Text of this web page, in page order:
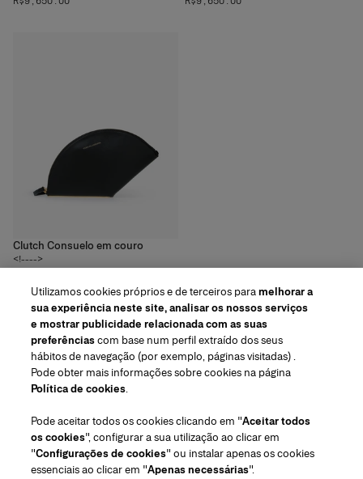
Clutch Consuelo em couro
<!---->
5 cores
R$‌9,650.00
Região/Idioma
Atendimento ao cliente
Encontrar uma loja
Fale conosco
Envios e devoluções de Beleza
Envios e Devoluções de Moda
Sobre nós
Utilizamos cookies próprios e de terceiros paramelhorar a
sua experiência neste site, analisar os nossos serviços
e mostrar publicidade relacionada com as suas
preferênciascom base num perfil extraído dos seus
hábitos de navegação (por exemplo, páginas visitadas) .
Pode obter mais informações sobre cookies na página
Política de cookies.
Pode aceitar todos os cookies clicando em "Aceitar todos
os cookies", configurar a sua utilização ao clicar em
"Configurações de cookies" ou instalar apenas os cookies
essenciais ao clicar em "Apenas necessárias".